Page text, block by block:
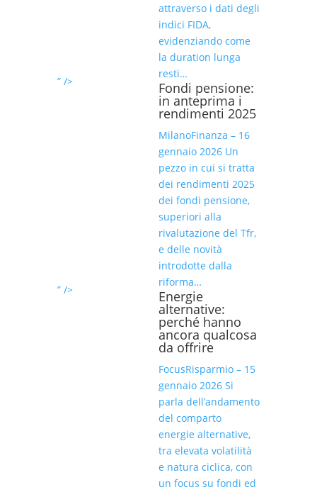
attraverso i dati degli
indici FIDA,
evidenziando come
la duration lunga
resti…
” /> Fondi pensione:
in anteprima i
rendimenti 2025
MilanoFinanza – 16
gennaio 2026 Un
pezzo in cui si tratta
dei rendimenti 2025
dei fondi pensione,
superiori alla
rivalutazione del Tfr,
e delle novità
introdotte dalla
riforma…
” /> Energie
alternative:
perché hanno
ancora qualcosa
da offrire
FocusRisparmio – 15
gennaio 2026 Si
parla dell’andamento
del comparto
energie alternative,
tra elevata volatilità
e natura ciclica, con
un focus su fondi ed